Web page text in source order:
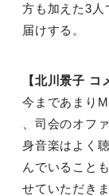
⽅も加えた3⼈
届けする。
【北川景⼦ コ
今まであまり
、司会のオフ
⾝⾳楽はよく
んでいること
せていただきま